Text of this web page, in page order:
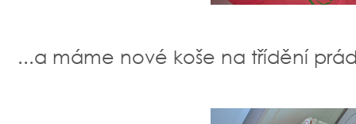
...a máme nové koše na třídění